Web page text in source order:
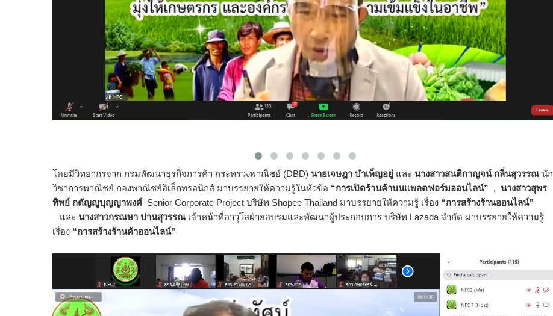
โดยมีวิทยากรจาก กรมพัฒนาธุรกิจการค้า กระทรวงพาณิชย์ (DBD)​ นายเจษฎา บำเพ็ญอยู่ และ นางสาวสนติกาญจน์ กลิ่นสุวรรณ นัก
วิชาการพาณิชย์ กองพาณิชย์อิเล็กทรอนิกส์ มาบรรยายให้ความรู้ในหัวข้อ “การเปิดร้านค้าบนแพลตฟอร์มออนไลน์” , นางสาวสุพร
ทิพย์ กตัญญูบุญญาพงศ์ Senior Corporate Project บริษัท Shopee Thailand มาบรรยายให้ความรู้ เรื่อง “การสร้างร้านออนไลน์”
และ นางสาวกรณษา ปานสุวรรณ เจ้าหน้าที่อาวุโสฝ่ายอบรมและพัฒนาผู้ประกอบการ บริษัท Lazada จำกัด มาบรรยายให้ความรู้
เรื่อง “การสร้างร้านค้าออนไลน์”